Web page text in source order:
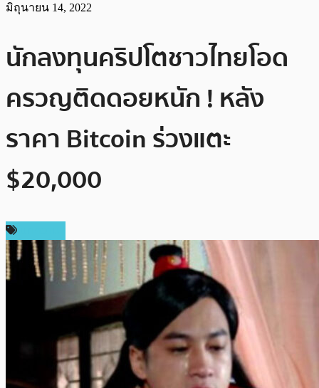
มิถุนายน 14, 2022
นักลงทุนคริปโตชาวไทยโอด
ครวญติดดอยหนัก ! หลัง
ราคา Bitcoin ร่วงแตะ
$20,000